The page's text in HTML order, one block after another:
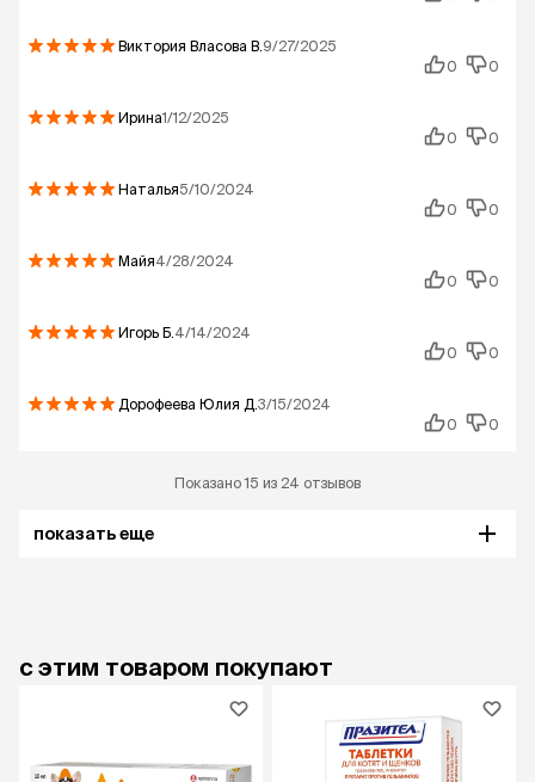
Виктория Власова В. 9/27/2025
0
0
Ирина1/12/2025
0
0
Наталья5/10/2024
0
0
Майя4/28/2024
0
0
Игорь Б. 4/14/2024
0
0
Дорофеева Юлия Д. 3/15/2024
0
0
Показано 15 из 24 отзывов
показать еще
с этим товаром покупают